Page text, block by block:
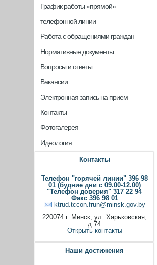
График работы «прямой»
телефонной линии
Работа с обращениями граждан
Нормативные документы
Вопросы и ответы
Вакансии
Электронная запись на прием
Контакты
Фотогалерея
Идеология
Контакты
Телефон "горячей линии" 396 98
01 (будние дни с 09.00-12.00)
"Телефон доверия" 317 22 94
Факс 396 98 01
ktrud.tccon.frun@minsk.gov.by
220074 г. Минск, ул. Харьковская,
д.74
Открыть контакты
Наши достижения